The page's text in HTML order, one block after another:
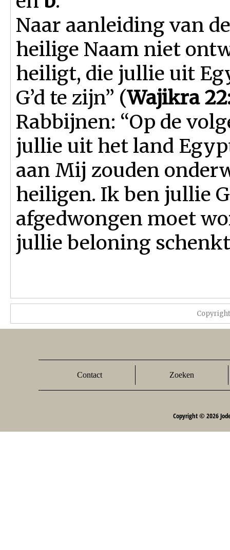
Naar aanleiding van
heilige Naam niet
heiligt, die jullie uit
G’d te zijn” (Wajikra
Rabbijnen: “Op de
jullie uit het land
aan Mij zouden
heiligen. Ik ben jullie
afgedwongen moet
jullie beloning
Contact Zoeken
Copyright © 2026